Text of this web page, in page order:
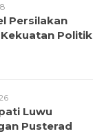
Persilakan
Politik
Luwu
Pusterad